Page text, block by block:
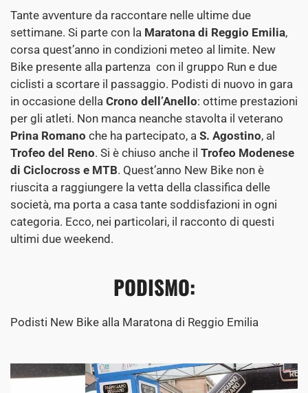
Tante avventure da raccontare nelle ultime due
settimane. Si parte con la Maratona di Reggio Emilia,
corsa quest’anno in condizioni meteo al limite. New
Bike presente alla partenza con il gruppo Run e due
ciclisti a scortare il passaggio. Podisti di nuovo in gara
in occasione della Crono dell’Anello: ottime prestazioni
per gli atleti. Non manca neanche stavolta il veterano
Prina Romano che ha partecipato, a S. Agostino, al
Trofeo del Reno. Si è chiuso anche il Trofeo Modenese
di Ciclocross e MTB. Quest’anno New Bike non è
riuscita a raggiungere la vetta della classifica delle
società, ma porta a casa tante soddisfazioni in ogni
categoria. Ecco, nei particolari, il racconto di questi
ultimi due weekend.
PODISMO:
Podisti New Bike alla Maratona di Reggio Emilia